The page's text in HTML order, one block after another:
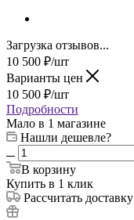
Загрузка отзывов...
10 500 ₽/шт
Варианты цен
10 500 ₽/шт
Подробности
Мало в 1 магазине
Нашли дешевле?
В корзину
Купить в 1 клик
Рассчитать доставку